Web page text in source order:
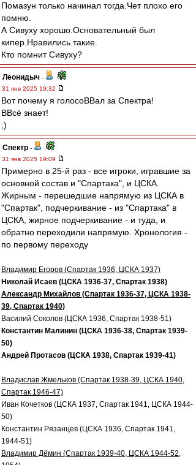
Помазун только начинал тогда.Чет плохо его
помню.
А Сивуху хорошо.Основательный был
кипер.Нравились такие.
Кто помнит Сивуху?
Леонидыч -
31 янв 2025 19:32
Вот почему я голосоВВал за Спектра!
ВВсё знает!
;)
Спектр -
31 янв 2025 19:09
Примерно в 25-й раз - все игроки, игравшие за
основной состав и "Спартака", и ЦСКА.
Жирным - перешедшие напрямую из ЦСКА в
"Спартак", подчеркивание - из "Спартака" в
ЦСКА, жирное подчеркивание - и туда, и
обратно переходили напрямую. Хронология -
по первому переходу
Владимир Егоров (Спартак 1936, ЦСКА 1937)
Николай Исаев (ЦСКА 1936-37, Спартак 1938)
Александр Михайлов (Спартак 1936-37, ЦСКА 1938-
39, Спартак 1940)
Василий Соколов (ЦСКА 1936, Спартак 1938-51)
Константин Малинин (ЦСКА 1936-38, Спартак 1939-
50)
Андрей Протасов (ЦСКА 1938, Спартак 1939-41)
Владислав Жмельков (Спартак 1938-39, ЦСКА 1940,
Спартак 1946-47)
Иван Кочетков (ЦСКА 1937, Спартак 1941, ЦСКА 1944-
50)
Константин Рязанцев (ЦСКА 1936, Спартак 1941,
1944-51)
Владимир Дёмин (Спартак 1939-40, ЦСКА 1944-52,